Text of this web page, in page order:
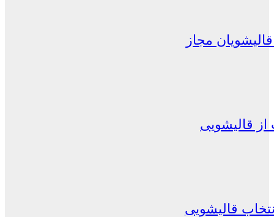
مجاز
قالیشویی
قالیشویی